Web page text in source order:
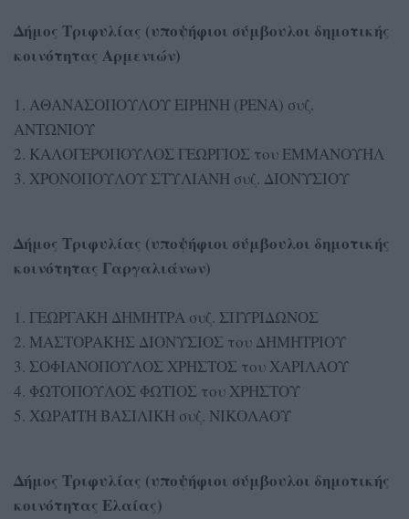
Δήμος Τριφυλίας (υποψήφιοι σύμβουλοι δημοτικής
κοινότητας Αρμενιών)
1. ΑΘΑΝΑΣΟΠΟΥΛΟΥ ΕΙΡΗΝΗ (ΡΕΝΑ) συζ.
ΑΝΤΩΝΙΟΥ
2. ΚΑΛΟΓΕΡΟΠΟΥΛΟΣ ΓΕΩΡΓΙΟΣ του ΕΜΜΑΝΟΥΗΛ
3. ΧΡΟΝΟΠΟΥΛΟΥ ΣΤΥΛΙΑΝΗ συζ. ΔΙΟΝΥΣΙΟΥ
Δήμος Τριφυλίας (υποψήφιοι σύμβουλοι δημοτικής
κοινότητας Γαργαλιάνων)
1. ΓΕΩΡΓΑΚΗ ΔΗΜΗΤΡΑ συζ. ΣΠΥΡΙΔΩΝΟΣ
2. ΜΑΣΤΟΡΑΚΗΣ ΔΙΟΝΥΣΙΟΣ του ΔΗΜΗΤΡΙΟΥ
3. ΣΟΦΙΑΝΟΠΟΥΛΟΣ ΧΡΗΣΤΟΣ του ΧΑΡΙΛΑΟΥ
4. ΦΩΤΟΠΟΥΛΟΣ ΦΩΤΙΟΣ του ΧΡΗΣΤΟΥ
5. ΧΩΡΑΪΤΗ ΒΑΣΙΛΙΚΗ συζ. ΝΙΚΟΛΑΟΥ
Δήμος Τριφυλίας (υποψήφιοι σύμβουλοι δημοτικής
κοινότητας Ελαίας)